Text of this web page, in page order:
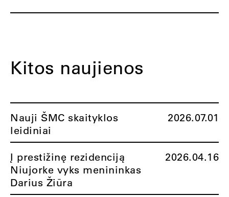
Kitos naujienos
Nauji ŠMC skaityklos
leidiniai
2026.07.01
Į prestižinę rezidenciją
Niujorke vyks menininkas
Darius Žiūra
2026.04.16